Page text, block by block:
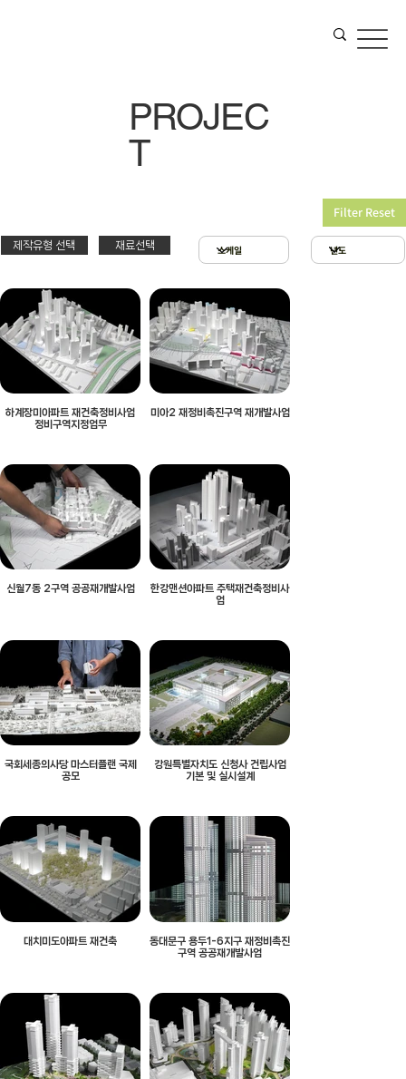
제작유형 선택 재료선택
Filter Reset
하계장미아파트 재건축정비사업
정비구역지정업무
미아2 재정비촉진구역 재개발사업
신월7동 2구역 공공재개발사업
한강맨션아파트 주택재건축정비사
업
국회세종의사당 마스터플랜 국제
공모
강원특별자치도 신청사 건립사업
기본 및 실시설계
대치미도아파트 재건축
동대문구 용두1-6지구 재정비촉진
구역 공공재개발사업
스치로폴 & 우드락
아크릴 & 3D 프린팅
확대모형
제작유형선택
PT
제출
현상
PROJEC
T